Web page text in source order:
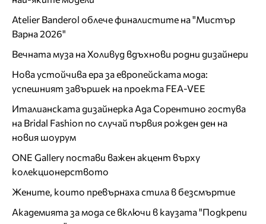
Atelier Banderol облече финалистите на "Мистър
Варна 2026"
Вечната муза на Холивуд вдъхнови родни дизайнери
Нова устойчива ера за европейската мода:
успешният завършек на проекта FEA-VEE
Италианската дизайнерка Ада Сорентино гостува
на Bridal Fashion по случай първия рожден ден на
новия шоурум
ONE Gallery постави важен акцент върху
колекционерството
Жените, които превърнаха стила в безсмъртие
Академията за мода се включи в каузата "Подкрепи